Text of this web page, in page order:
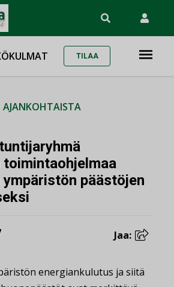
TILAA
AJANKOHTAISTA
ympäristön päästöjen
Jaa:
energiankulutus ja siitä